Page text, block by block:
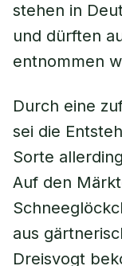
stehen in
und dürften
entnommen
Durch eine
sei die
Sorte
Auf den
aus
Dreisvogt